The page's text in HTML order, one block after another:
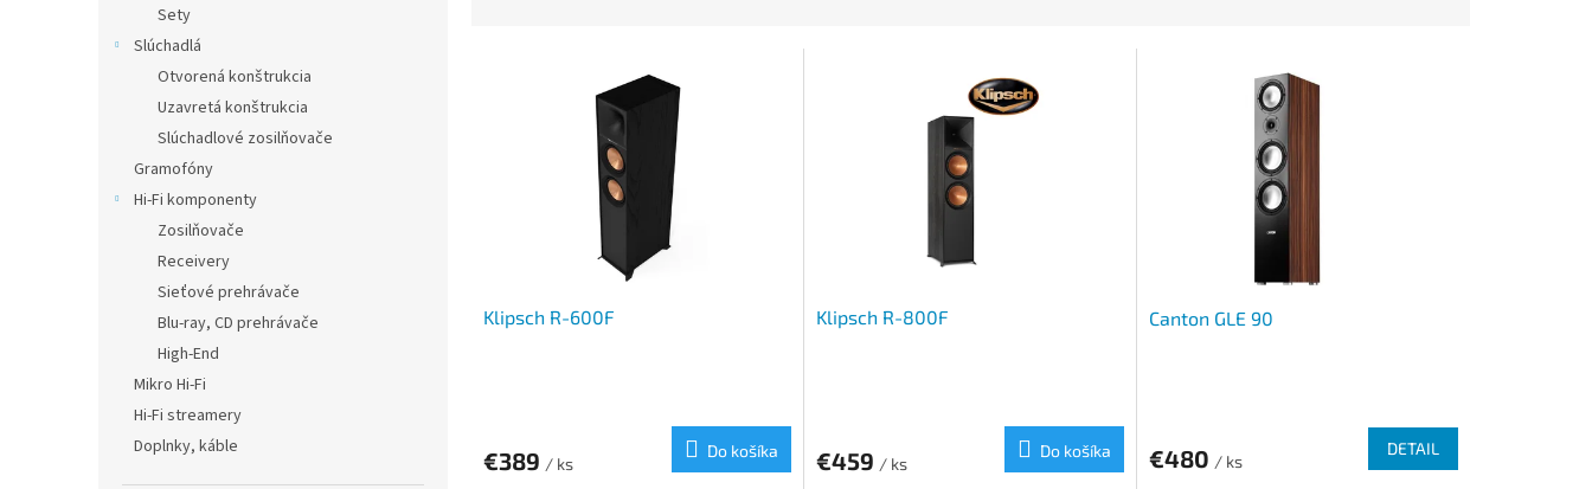
Sety
Slúchadlá
Otvorená konštrukcia
Uzavretá konštrukcia
Slúchadlové zosilňovače
Gramofóny
Hi-Fi komponenty
Zosilňovače
Receivery
Sieťové prehrávače
Blu-ray, CD prehrávače
High-End
Mikro Hi-Fi
Hi-Fi streamery
Doplnky, káble
Klipsch R-600F
€389 / ks
Do košíka
Klipsch R-800F
€459 / ks
Do košíka
Canton GLE 90
€480 / ks
DETAIL